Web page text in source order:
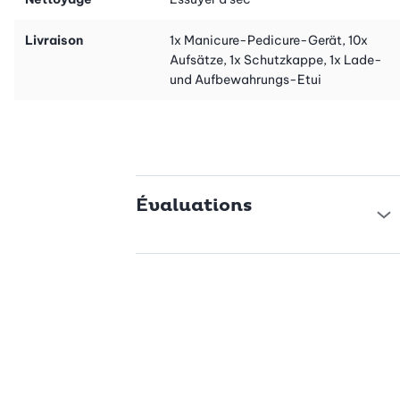
l'ensemble de manucure/pédicure MP 84 de Beurer. Complet et
vos pieds à votre rythme, en toute simplicité. Pourquoi attendre
? Découvrez la différence et offrez-vous des soins d’exception,
Livraison
1x Manicure-Pedicure-Gerät, 10x
Aufsätze, 1x Schutzkappe, 1x Lade-
und Aufbewahrungs-Etui
Évaluations